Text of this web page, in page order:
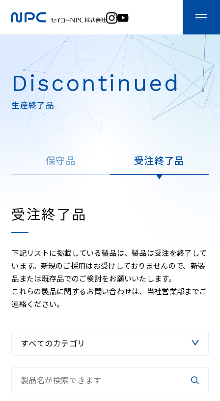
Discontinued
生産終了品
保守品 受注終了品
受注終了品
下記リストに掲載している製品は、製品は受注を終了して
います。新規のご採用はお受けしておりませんので、新製
品または既存品でのご検討をお願いいたします。
これらの製品に関するお問い合わせは、当社営業部までご
連絡ください。